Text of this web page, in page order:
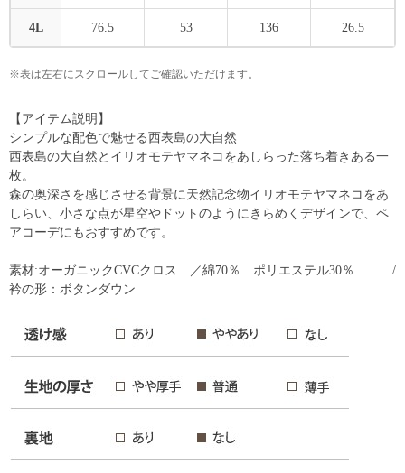
4L 76.5 53 136 26.5
※表は左右にスクロールしてご確認いただけます。
【アイテム説明】
シンプルな配色で魅せる西表島の大自然
西表島の大自然とイリオモテヤマネコをあしらった落ち着きある一
枚。
森の奥深さを感じさせる背景に天然記念物イリオモテヤマネコをあ
しらい、小さな点が星空やドットのようにきらめくデザインで、ペ
アコーデにもおすすめです。
素材:オーガニックCVCクロス ／綿70％ ポリエステル30％ /
衿の形：ボタンダウン